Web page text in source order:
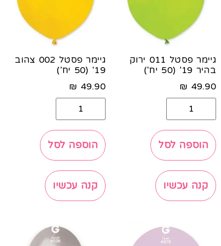
גיימר פסטל 011 ירוק
בהיר 19' (50 יח')
49.90
₪
הוספה לסל
קנה עכשיו
גיימר פסטל 002 צהוב
19' (50 יח')
49.90
₪
הוספה לסל
קנה עכשיו